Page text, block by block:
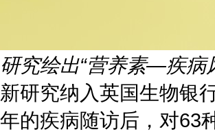
研究绘出“营养素—疾病
新研究纳入英国生物银
年的疾病随访后，对63